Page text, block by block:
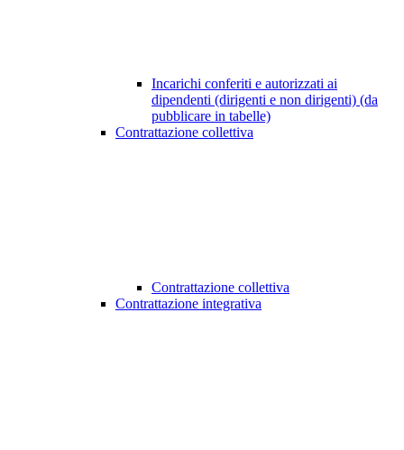
Incarichi conferiti e autorizzati ai
dipendenti (dirigenti e non dirigenti) (da
pubblicare in tabelle)
Contrattazione collettiva
Contrattazione collettiva
Contrattazione integrativa